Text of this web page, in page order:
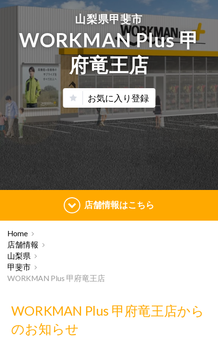
山梨県甲斐市
WORKMAN Plus 甲
府竜王店
お気に入り登録
店舗情報はこちら
Home
店舗情報
山梨県
甲斐市
WORKMAN Plus 甲府竜王店
WORKMAN Plus 甲府竜王店から
のお知らせ